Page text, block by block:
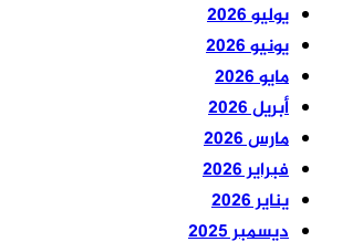
يوليو 2026
يونيو 2026
مايو 2026
أبريل 2026
مارس 2026
فبراير 2026
يناير 2026
ديسمبر 2025